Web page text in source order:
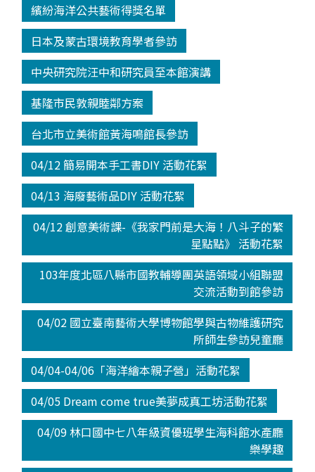
繽紛海洋公共藝術得獎名單
日本及蒙古環境教育學者參訪
中央研究院汪中和研究員至本館演講
基隆市民敦親睦鄰方案
台北市立美術館黃海鳴館長參訪
04/12 簡易開本手工書DIY 活動花絮
04/13 海廢藝術品DIY 活動花絮
04/12 創意美術課-《我家門前是大海！八斗子的繁
星點點》 活動花絮
103年度北區八縣市國教輔導團英語領域小組聯盟
交流活動到館參訪
04/02 國立臺南藝術大學博物館學與古物維護研究
所師生參訪兒童廳
04/04-04/06「海洋繪本親子營」活動花絮
04/05 Dream come true美夢成真工坊活動花絮
04/09 林口國中七八年級資優班學生海科館水產廳
樂學趣